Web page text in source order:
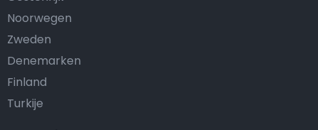
Noorwegen
Zweden
Denemarken
Finland
Turkije